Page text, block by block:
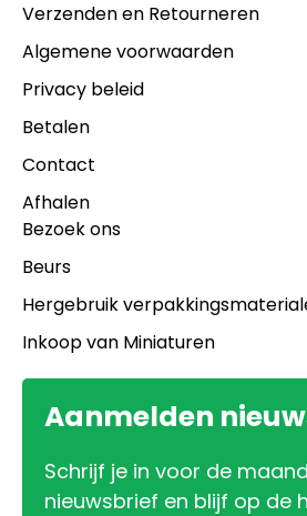
Verzenden en Retourneren
Algemene voorwaarden
Privacy beleid
Betalen
Contact
Afhalen
Bezoek ons
Beurs
Hergebruik
Inkoop van Miniaturen
Aanmelden
Schrijf je in voor de
nieuwsbrief en blijf op de